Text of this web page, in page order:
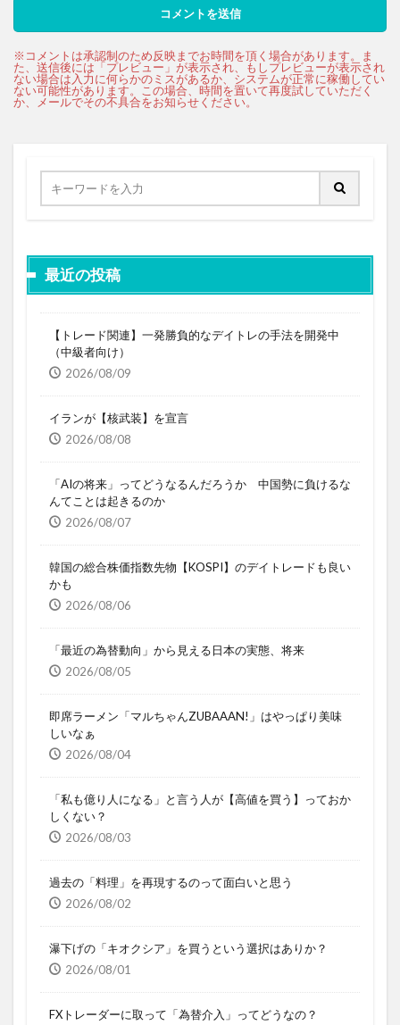
最近の投稿
【トレード関連】一発勝負的なデイトレの手法を開発中
（中級者向け）
2026/08/09
イランが【核武装】を宣言
2026/08/08
「AIの将来」ってどうなるんだろうか 中国勢に負けるな
んてことは起きるのか
2026/08/07
韓国の総合株価指数先物【KOSPI】のデイトレードも良い
かも
2026/08/06
「最近の為替動向」から見える日本の実態、将来
2026/08/05
即席ラーメン「マルちゃんZUBAAAN!」はやっぱり美味
しいなぁ
2026/08/04
「私も億り人になる」と言う人が【高値を買う】っておか
しくない？
2026/08/03
過去の「料理」を再現するのって面白いと思う
2026/08/02
瀑下げの「キオクシア」を買うという選択はありか？
2026/08/01
FXトレーダーに取って「為替介入」ってどうなの？